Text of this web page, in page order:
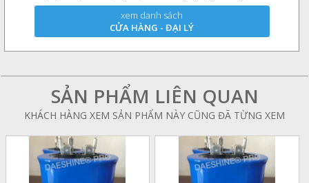
xem danh sách
CỬA HÀNG - ĐẠI LÝ
SẢN PHẨM LIÊN QUAN
KHÁCH HÀNG XEM SẢN PHẨM NÀY CŨNG ĐÃ TỪNG XEM